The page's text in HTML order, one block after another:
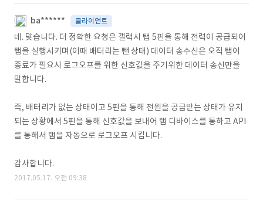
ba****** 클라이언트
네. 맞습니다. 더 정확한 요청은 갤럭시 탭 5핀을 통해 전력이 공급되어
탭을 실행시키며(이때 배터리는 뺀 상태) 데이터 송수신은 오직 탭이
종료가 필요시 로그오프를 위한 신호값을 주기위한 데이터 송신만을
말합니다.
즉, 배터리가 없는 상태이고 5핀을 통해 전원을 공급받는 상태가 유지
되는 상황에서 5핀을 통해 신호값을 보내어 탭 디바이스를 통하고 API
를 통해서 탭을 자동으로 로그오프 시킵니다.
감사합니다.
2017.05.17. 오전 09:38